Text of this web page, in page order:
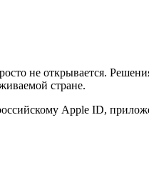
не открывается.
стране.
Apple ID,